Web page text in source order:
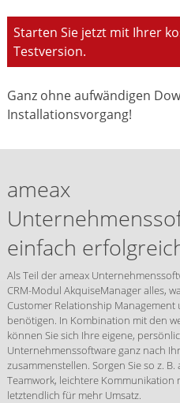
Starten Sie jetzt mit Ihrer
Testversion.
Ganz ohne aufwändigen
Installationsvorgang!
ameax
einfach
Als Teil der ameax
CRM-Modul AkquiseManager alles,
Customer Relationship
benötigen. In Kombination mit den
können Sie sich Ihre eigene,
Unternehmenssoftware ganz nach
zusammenstellen. Sorgen Sie so z.
Teamwork, leichtere
letztendlich für mehr Umsatz.